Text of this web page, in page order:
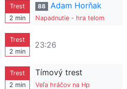
Trest
2 min
88 Adam Horňak
Napadnutie - hra telom
Trest
2 min
23:26
Trest
2 min
Tímový trest
Veľa hráčov na Hp